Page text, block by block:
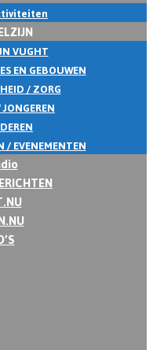
VUGHT
EN GEBOUWEN
/ ZORG
/ EVENEMENTEN